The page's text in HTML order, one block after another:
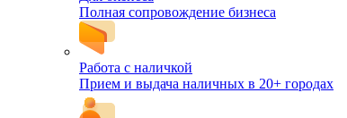
Полная сопровождение бизнеса
Работа с наличкой
Прием и выдача наличных в 20+ городах